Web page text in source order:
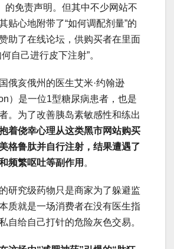
的免责声明。但其中不少网站不
贴心地附带了“如何调配剂量”的
助了在线论坛，供购买者在里面
自己进行皮下注射”。
俄亥俄州的医生艾米·约翰逊
）是一位1型糖尿病患者，也是
。为了改善胰岛素敏感性和练出
着侥幸心理从这类黑市网站购买
格鲁肽并自行注射，结果遭遇了
频繁呕吐等副作用 。
研究级药物只是商家为了躲避监
质就是一场消费者在没有医生指
自给自己打针的危险灰色交易。